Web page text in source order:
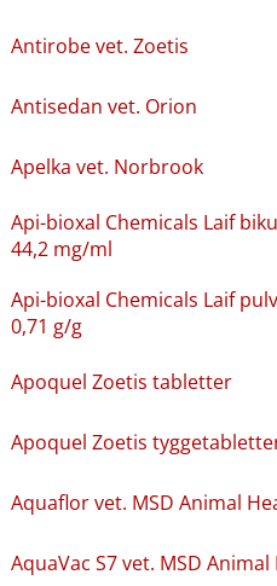
Antirobe vet. Zoetis
Antisedan vet. Orion
Apelka vet. Norbrook
Api-bioxal Chemicals Laif
44,2 mg/ml
Api-bioxal Chemicals Laif
0,71 g/g
Apoquel Zoetis tabletter
Apoquel Zoetis
Aquaflor vet. MSD Animal
AquaVac S7 vet. MSD